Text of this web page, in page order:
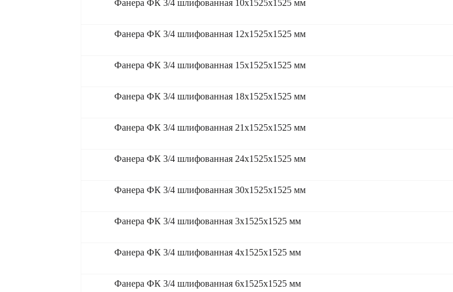
Фанера ФК 3/4 шлифованная 10x1525x1525 мм
Фанера ФК 3/4 шлифованная 12x1525x1525 мм
Фанера ФК 3/4 шлифованная 15x1525x1525 мм
Фанера ФК 3/4 шлифованная 18x1525x1525 мм
Фанера ФК 3/4 шлифованная 21x1525x1525 мм
Фанера ФК 3/4 шлифованная 24x1525x1525 мм
Фанера ФК 3/4 шлифованная 30x1525x1525 мм
Фанера ФК 3/4 шлифованная 3x1525x1525 мм
Фанера ФК 3/4 шлифованная 4x1525x1525 мм
Фанера ФК 3/4 шлифованная 6x1525x1525 мм